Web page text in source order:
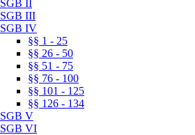
SGB II
SGB III
SGB IV
§§ 1 - 25
§§ 26 - 50
§§ 51 - 75
§§ 76 - 100
§§ 101 - 125
§§ 126 - 134
SGB V
SGB VI